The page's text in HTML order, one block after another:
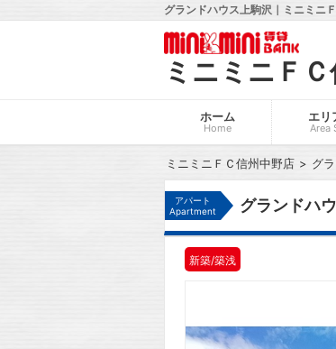
グランドハウス上駒沢｜ミニミニ
ミニミニＦ
ホーム
Home
エリ
Area
ミニミニＦＣ信州中野店 グ
アパート
Apartment
グランドハ
新築/築浅